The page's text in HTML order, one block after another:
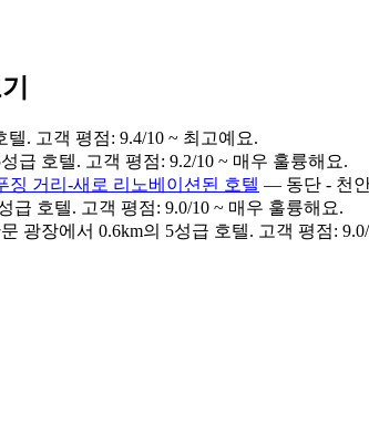
. 고객 평점: 9.4/10 ~ 최고예요.
급 호텔. 고객 평점: 9.2/10 ~ 매우 훌륭해요.
징 거리-새로 리노베이션된 호텔 — 동단 - 천안
호텔. 고객 평점: 9.0/10 ~ 매우 훌륭해요.
광장에서 0.6km의 5성급 호텔. 고객 평점: